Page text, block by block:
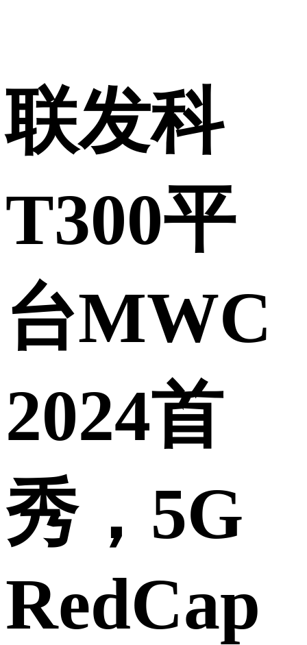
联发科
T300平
台MWC
2024首
秀，5G
RedCap